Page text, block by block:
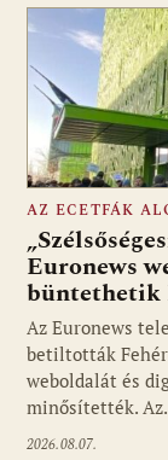
Fotó: media1.hu
AZ ECETFÁK
Euronews
büntethetik
Az Euronews
betiltották
weboldalát és
minősítették.
2026.08.07.